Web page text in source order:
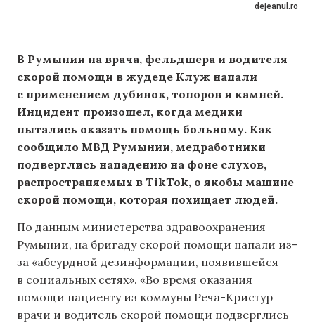
dejeanul.ro
В Румынии на врача, фельдшера и водителя
скорой помощи в жудеце Клуж напали
с применением дубинок, топоров и камней.
Инцидент произошел, когда медики
пытались оказать помощь больному. Как
сообщило МВД Румынии, медработники
подверглись нападению на фоне слухов,
распространяемых в TikTok, о якобы машине
скорой помощи, которая похищает людей.
По данным министерства здравоохранения
Румынии, на бригаду скорой помощи напали из-
за «абсурдной дезинформации, появившейся
в социальных сетях». «Во время оказания
помощи пациенту из коммуны Реча-Кристур
врачи и водитель скорой помощи подверглись